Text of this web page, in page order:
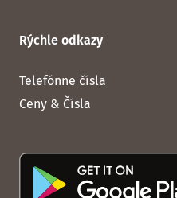
Rýchle odkazy
Telefónne čísla
Ceny & Čísla